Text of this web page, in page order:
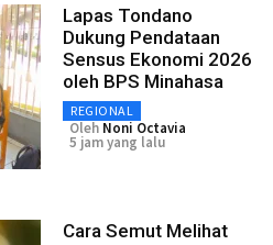
Lapas Tondano
Dukung Pendataan
Sensus Ekonomi 2026
oleh BPS Minahasa
REGIONAL
Oleh Noni Octavia
5 jam yang lalu
Cara Semut Melihat